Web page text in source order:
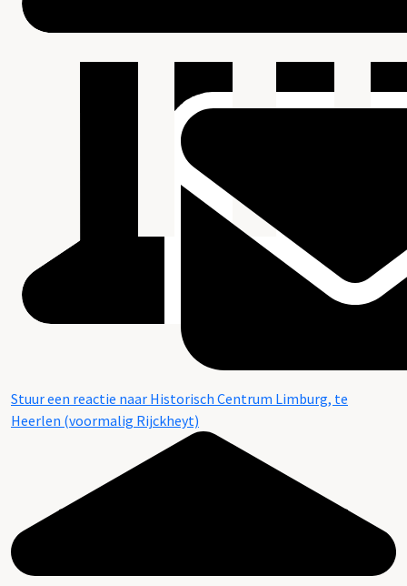
Stuur een reactie naar Historisch Centrum Limburg, te
Heerlen (voormalig Rijckheyt)